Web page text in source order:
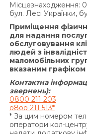
продукту
«У разі
Позичальником
сплати процентів
або Комісії за
Договору
видачу
Кредит
умови
передбачають
Місцезнаходження:
бул. Лесі Українки,
Приміщення
для надання
обслуговування
людей з
маломобільних
вказаним
Контактна
звернень):
0800 211 203
o8oo 211 513*
* За цим номером
оператори кол-